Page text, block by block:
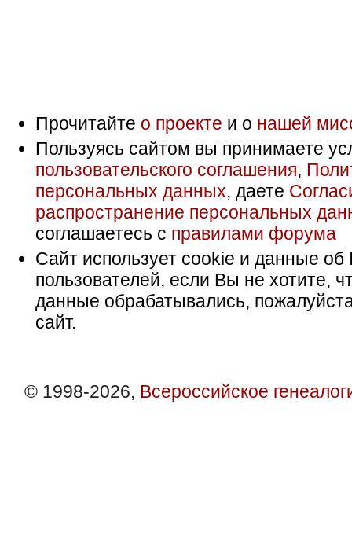
Прочитайте о проекте и о нашей
Пользуясь сайтом вы принимаете
пользовательского соглашения,
персональных данных, даете
распространение персональных
соглашаетесь с правилами форума
Сайт использует cookie и данные об
пользователей, если Вы не хотите,
данные обрабатывались,
сайт.
© 1998-2026, Всероссийское